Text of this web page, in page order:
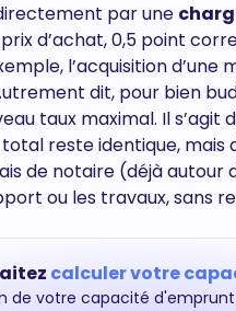
par une
d’achat, 0,5 point
l’acquisition
dit, pour bien
taux maximal. Il
reste identique, mais
de notaire (déjà autour
ou les travaux, sans
calculer votre
de votre capacité